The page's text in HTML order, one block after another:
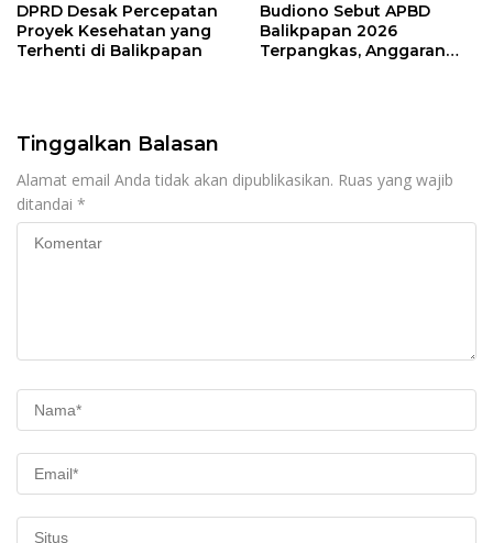
DPRD Desak Percepatan
Proyek Kesehatan yang
Terhenti di Balikpapan
Budiono Sebut APBD
Balikpapan 2026
Terpangkas, Anggaran
Tinggalkan Balasan
Alamat email Anda tidak akan dipublikasikan. Ruas yang wajib
ditandai *